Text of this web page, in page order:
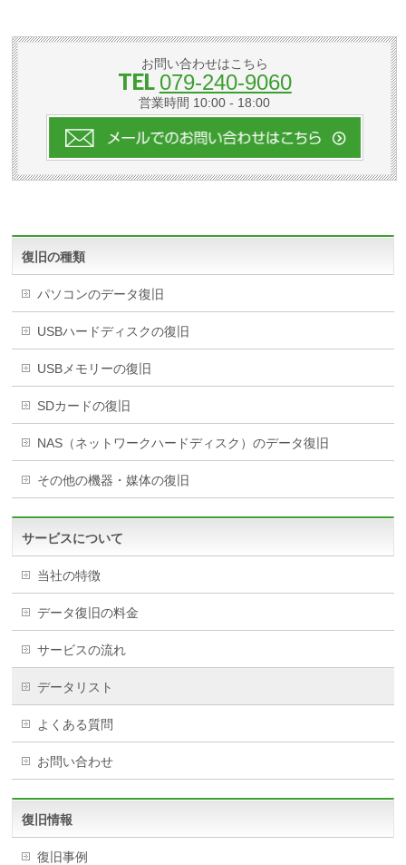
お問い合わせはこちら
TEL 079-240-9060
営業時間 10:00 - 18:00
復旧の種類
パソコンのデータ復旧
USBハードディスクの復旧
USBメモリーの復旧
SDカードの復旧
NAS（ネットワークハードディスク）のデータ復旧
その他の機器・媒体の復旧
サービスについて
当社の特徴
データ復旧の料金
サービスの流れ
データリスト
よくある質問
お問い合わせ
復旧情報
復旧事例